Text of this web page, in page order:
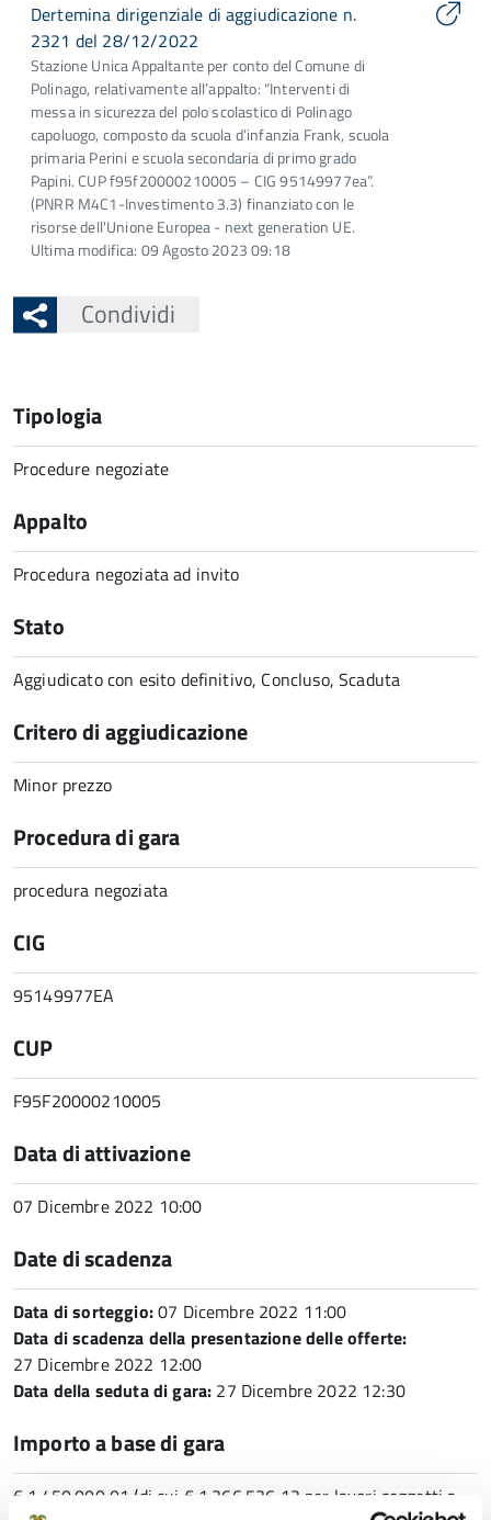
Dertemina dirigenziale di aggiudicazione n.
2321 del 28/12/2022
Stazione Unica Appaltante per conto del Comune di
Polinago, relativamente all’appalto: “Interventi di
messa in sicurezza del polo scolastico di Polinago
capoluogo, composto da scuola d’infanzia Frank, scuola
primaria Perini e scuola secondaria di primo grado
Papini. CUP f95f20000210005 – CIG 95149977ea”.
(PNRR M4C1-Investimento 3.3) finanziato con le
risorse dell'Unione Europea - next generation UE.
Ultima modifica: 09 Agosto 2023 09:18
Condividi
Tipologia
Procedure negoziate
Appalto
Procedura negoziata ad invito
Stato
Aggiudicato con esito definitivo, Concluso, Scaduta
Critero di aggiudicazione
Minor prezzo
Procedura di gara
procedura negoziata
CIG
95149977EA
CUP
F95F20000210005
Data di attivazione
07 Dicembre 2022 10:00
Date di scadenza
Data di sorteggio:07 Dicembre 2022 11:00
Data di scadenza della presentazione delle offerte:
27 Dicembre 2022 12:00
Data della seduta di gara: 27 Dicembre 2022 12:30
Importo a base di gara
€ 1.450.000,01 (di cui € 1.366.536,12 per lavori soggetti a